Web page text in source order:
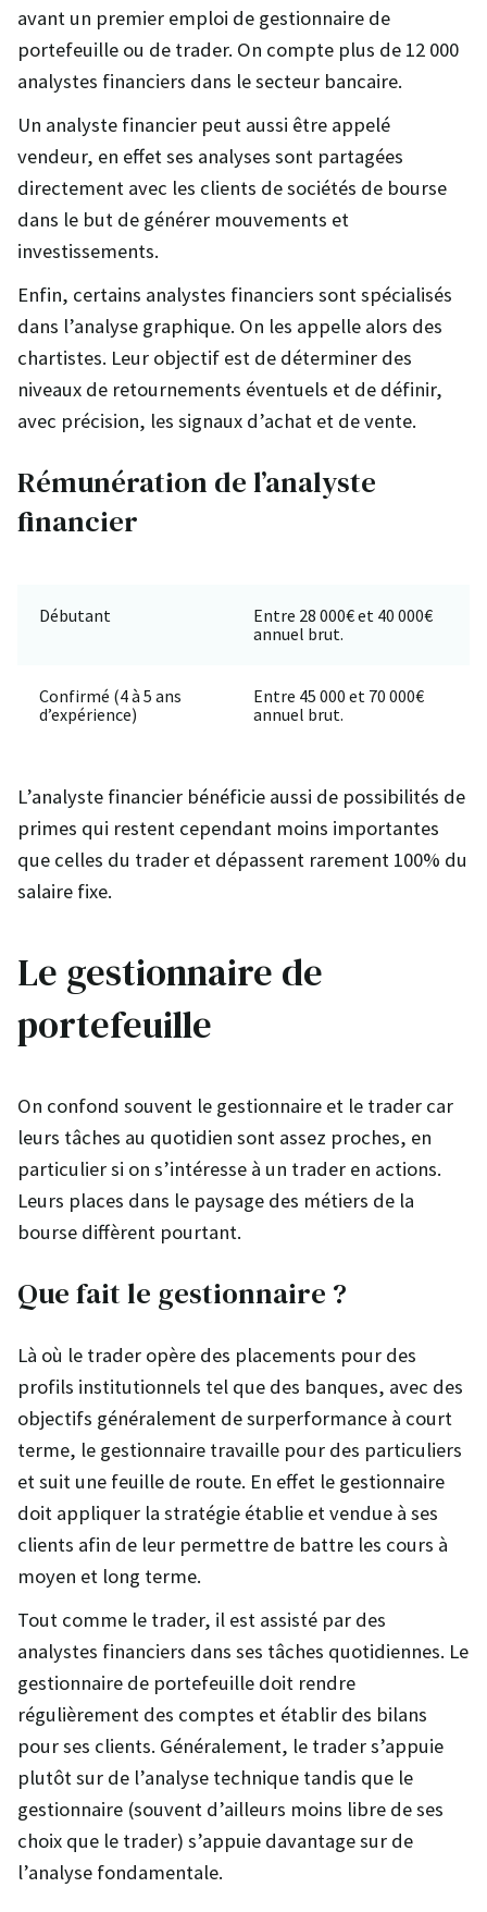
avant un premier emploi de gestionnaire de
portefeuille ou de trader. On compte plus de 12 000
analystes financiers dans le secteur bancaire.
Un analyste financier peut aussi être appelé
vendeur, en effet ses analyses sont partagées
directement avec les clients de sociétés de bourse
dans le but de générer mouvements et
investissements.
Enfin, certains analystes financiers sont spécialisés
dans l’analyse graphique. On les appelle alors des
chartistes. Leur objectif est de déterminer des
niveaux de retournements éventuels et de définir,
avec précision, les signaux d’achat et de vente.
Rémunération de l’analyste
financier
Débutant
Entre 28 000€ et 40 000€
annuel brut.
Confirmé (4 à 5 ans
d’expérience)
Entre 45 000 et 70 000€
annuel brut.
L’analyste financier bénéficie aussi de possibilités de
primes qui restent cependant moins importantes
que celles du trader et dépassent rarement 100% du
salaire fixe.
Le gestionnaire de
portefeuille
On confond souvent le gestionnaire et le trader car
leurs tâches au quotidien sont assez proches, en
particulier si on s’intéresse à un trader en actions.
Leurs places dans le paysage des métiers de la
bourse diffèrent pourtant.
Que fait le gestionnaire ?
Là où le trader opère des placements pour des
profils institutionnels tel que des banques, avec des
objectifs généralement de surperformance à court
terme, le gestionnaire travaille pour des particuliers
et suit une feuille de route. En effet le gestionnaire
doit appliquer la stratégie établie et vendue à ses
clients afin de leur permettre de battre les cours à
moyen et long terme.
Tout comme le trader, il est assisté par des
analystes financiers dans ses tâches quotidiennes. Le
gestionnaire de portefeuille doit rendre
régulièrement des comptes et établir des bilans
pour ses clients. Généralement, le trader s’appuie
plutôt sur de l’analyse technique tandis que le
gestionnaire (souvent d’ailleurs moins libre de ses
choix que le trader) s’appuie davantage sur de
l’analyse fondamentale.